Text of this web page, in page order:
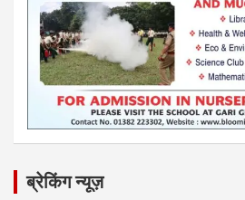
ब्रेकिंग न्यूज़